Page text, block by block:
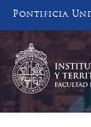
Pontificia
Y